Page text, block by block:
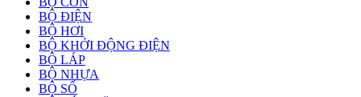
BỘ ĐIỆN
BỘ HƠI
BỘ KHỞI ĐỘNG ĐIỆN
BỘ LÁP
BỘ NHỰA
BỘ SỐ